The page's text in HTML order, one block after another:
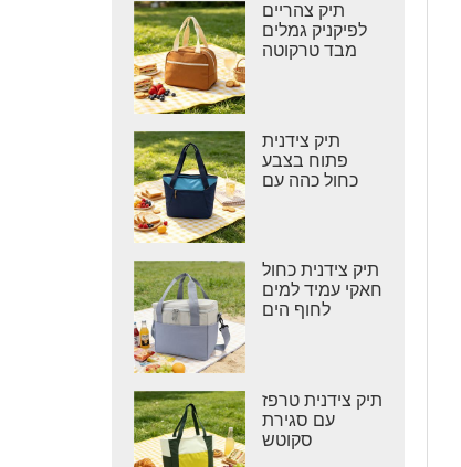
תיק צהריים
לפיקניק גמלים
מבד טרקוטה
תיק צידנית
פתוח בצבע
כחול כהה עם
תיק צידנית כחול
חאקי עמיד למים
לחוף הים
תיק צידנית טרפז
עם סגירת
סקוטש